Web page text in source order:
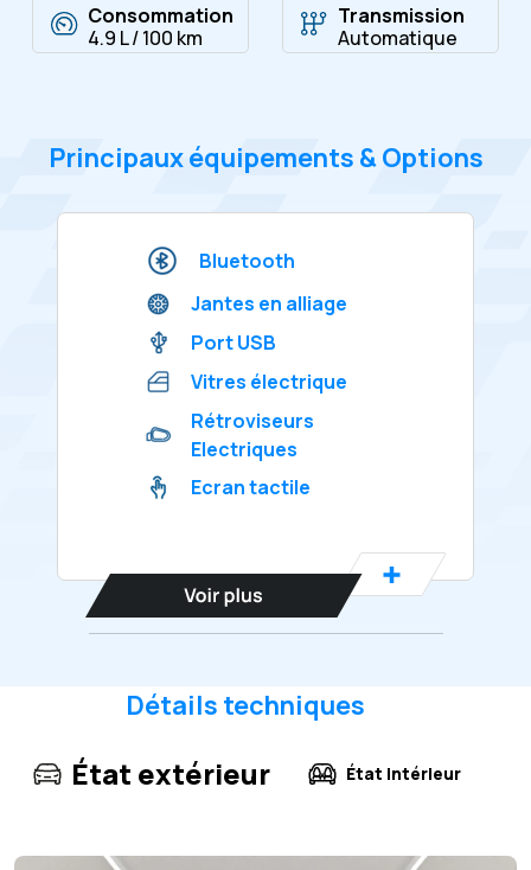
Consommation
4.9 L / 100 km
Transmission
Automatique
Principaux équipements & Options
Bluetooth
Jantes en alliage
Port USB
Vitres électrique
Rétroviseurs
Electriques
Ecran tactile
Détails techniques
État extérieur État intérieur